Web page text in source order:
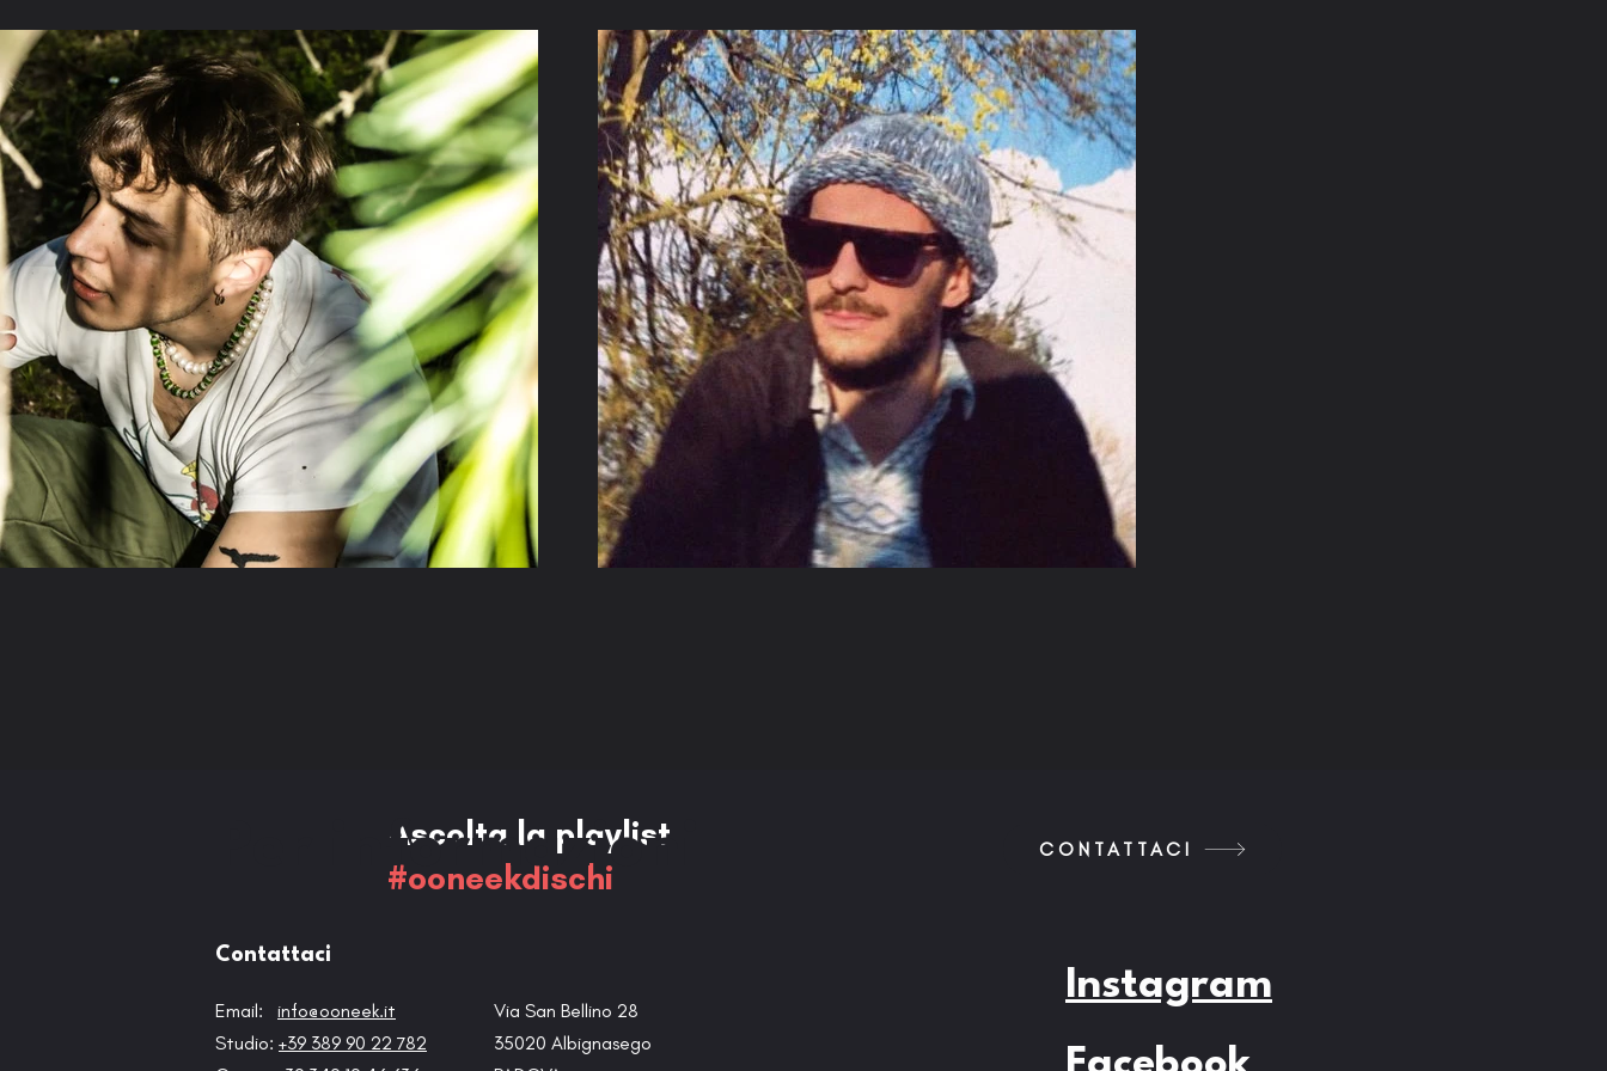
Ascolta la playlist
#ooneekdischi
Per informazioni CONTATTACI
Contattaci
Email: info@ooneek.it
Studio: +39 389 90 22 782
Via San Bellino 28
35020 Albignasego
Instagram